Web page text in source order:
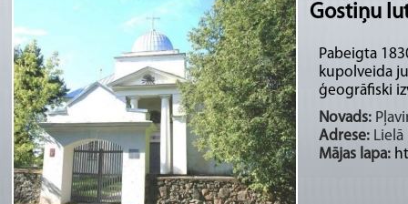
Gostiņu
Pabeigta
kupolveida
ģeogrāfiski
Novads:
Adrese: Lielā
Mājas lapa: